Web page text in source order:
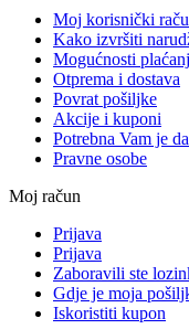
Moj korisnički
Kako izvršiti
Mogućnosti
Otprema i dostava
Povrat pošiljke
Akcije i kuponi
Potrebna Vam je
Pravne osobe
Moj račun
Prijava
Prijava
Zaboravili ste
Gdje je moja
Iskoristiti kupon